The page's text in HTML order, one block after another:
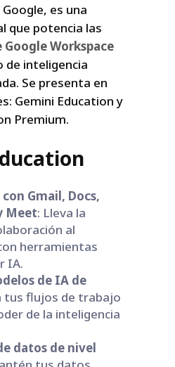
es una
que potencia las
Workspace
de inteligencia
Se presenta en
Gemini Education y
Premium.
Gmail, Docs,
Meet: Lleva la
al
herramientas
IA.
de IA de
tus flujos de trabajo
de la inteligencia
datos de nivel